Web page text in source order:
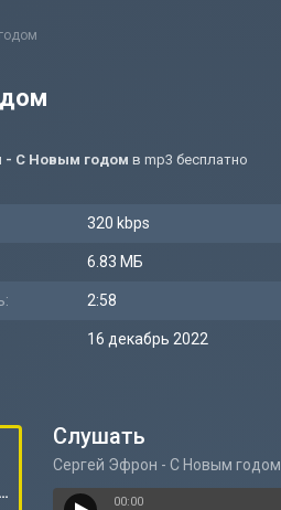
- С Новым годом в mp3 бесплатно
320 kbps
6.83 МБ
2:58
16 декабрь 2022
Сергей Эфрон - С Новым годом
Слушать
Сергей Эфрон - С Новым годом
00:00